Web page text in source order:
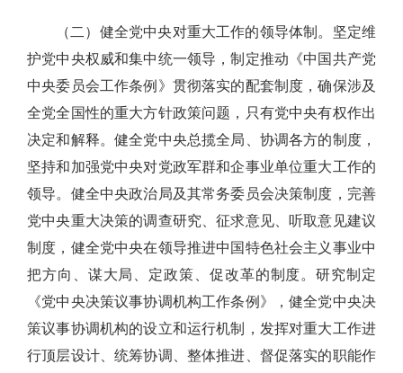
（二）健全党中央对重大工作的领导体制。坚定维
护党中央权威和集中统一领导，制定推动《中国共产党
中央委员会工作条例》贯彻落实的配套制度，确保涉及
全党全国性的重大方针政策问题，只有党中央有权作出
决定和解释。健全党中央总揽全局、协调各方的制度，
坚持和加强党中央对党政军群和企事业单位重大工作的
领导。健全中央政治局及其常务委员会决策制度，完善
党中央重大决策的调查研究、征求意见、听取意见建议
制度，健全党中央在领导推进中国特色社会主义事业中
把方向、谋大局、定政策、促改革的制度。研究制定
《党中央决策议事协调机构工作条例》，健全党中央决
策议事协调机构的设立和运行机制，发挥对重大工作进
行顶层设计、统筹协调、整体推进、督促落实的职能作